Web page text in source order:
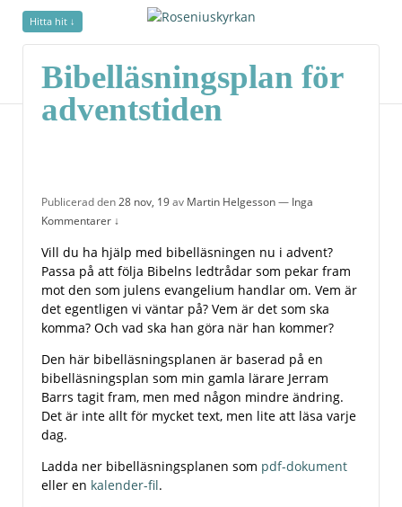
Hitta hit ↓
Bibelläsningsplan för
adventstiden
Publicerad den28 nov, 19av Martin Helgesson— Inga
Kommentarer ↓
Vill du ha hjälp med bibelläsningen nu i advent?
Passa på att följa Bibelns ledtrådar som pekar fram
mot den som julens evangelium handlar om. Vem är
det egentligen vi väntar på? Vem är det som ska
komma? Och vad ska han göra när han kommer?
Den här bibelläsningsplanen är baserad på en
bibelläsningsplan som min gamla lärare Jerram
Barrs tagit fram, men med någon mindre ändring.
Det är inte allt för mycket text, men lite att läsa varje
dag.
Ladda ner bibelläsningsplanen som pdf-dokument
eller en kalender-fil.